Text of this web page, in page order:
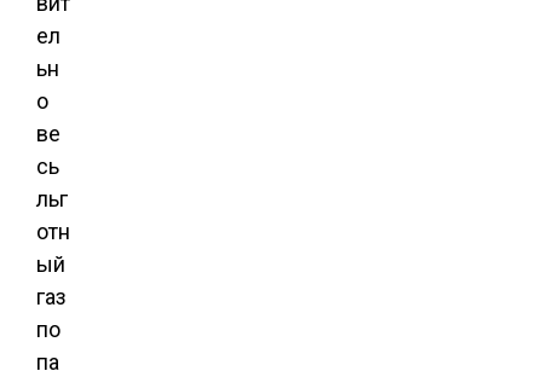
ел
ьн
о
ве
сь
льг
отн
ый
газ
по
па